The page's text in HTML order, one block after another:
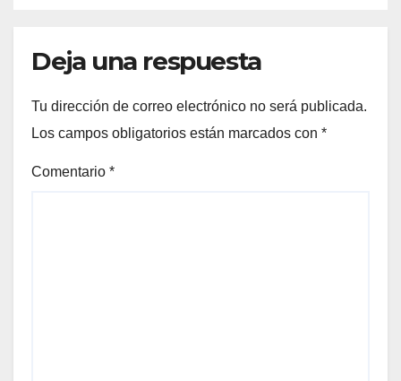
Deja una respuesta
Tu dirección de correo electrónico no será publicada.
Los campos obligatorios están marcados con *
Comentario *